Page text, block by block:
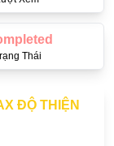
ĐỘ THIỆN
Thái